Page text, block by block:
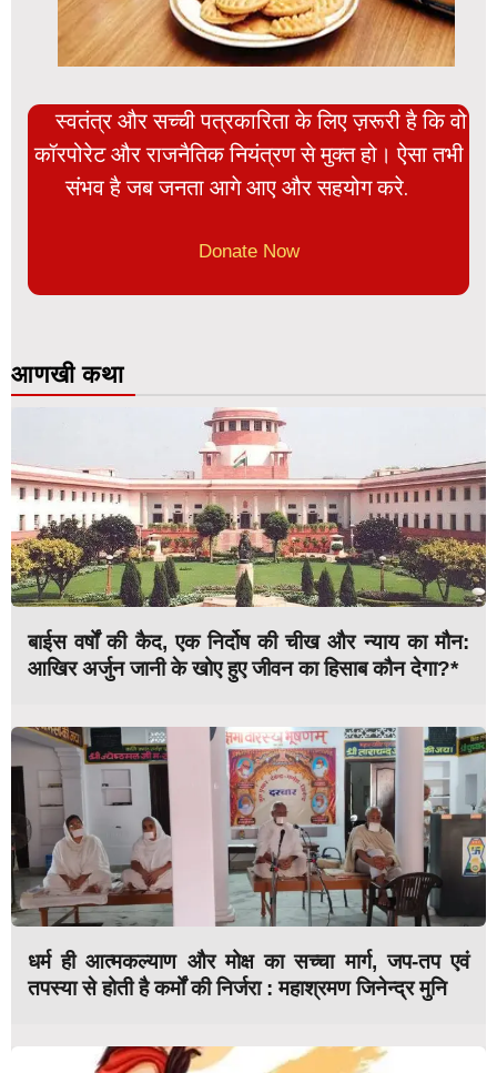
स्वतंत्र और सच्ची पत्रकारिता के लिए ज़रूरी है कि वो
कॉरपोरेट और राजनैतिक नियंत्रण से मुक्त हो। ऐसा तभी
संभव है जब जनता आगे आए और सहयोग करे.
Donate Now
आणखी कथा
बाईस वर्षों की कैद, एक निर्दोष की चीख और न्याय का मौन:
आखिर अर्जुन जानी के खोए हुए जीवन का हिसाब कौन देगा?*
धर्म ही आत्मकल्याण और मोक्ष का सच्चा मार्ग, जप-तप एवं
तपस्या से होती है कर्मों की निर्जरा : महाश्रमण जिनेन्द्र मुनि